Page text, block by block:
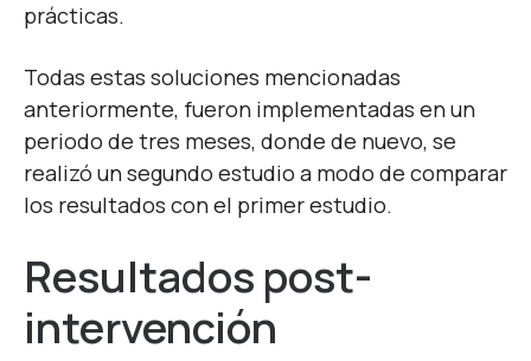
prácticas.
Todas estas soluciones mencionadas
anteriormente, fueron implementadas en un
periodo de tres meses, donde de nuevo, se
realizó un segundo estudio a modo de comparar
los resultados con el primer estudio.
Resultados post-
intervención